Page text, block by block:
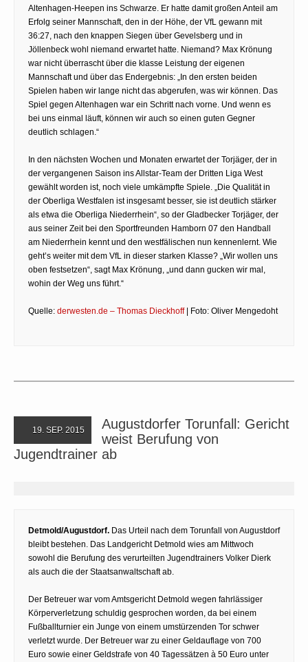
Altenhagen-Heepen ins Schwarze. Er hatte damit großen Anteil am
Erfolg seiner Mannschaft, den in der Höhe, der VfL gewann mit
36:27, nach den knappen Siegen über Gevelsberg und in
Jöllenbeck wohl niemand erwartet hatte. Niemand? Max Krönung
war nicht überrascht über die klasse Leistung der eigenen
Mannschaft und über das Endergebnis: „In den ersten beiden
Spielen haben wir lange nicht das abgerufen, was wir können. Das
Spiel gegen Altenhagen war ein Schritt nach vorne. Und wenn es
bei uns einmal läuft, können wir auch so einen guten Gegner
deutlich schlagen.“
In den nächsten Wochen und Monaten erwartet der Torjäger, der in
der vergangenen Saison ins Allstar-Team der Dritten Liga West
gewählt worden ist, noch viele umkämpfte Spiele. „Die Qualität in
der Oberliga Westfalen ist insgesamt besser, sie ist deutlich stärker
als etwa die Oberliga Niederrhein“, so der Gladbecker Torjäger, der
aus seiner Zeit bei den Sportfreunden Hamborn 07 den Handball
am Niederrhein kennt und den westfälischen nun kennenlernt. Wie
geht’s weiter mit dem VfL in dieser starken Klasse? „Wir wollen uns
oben festsetzen“, sagt Max Krönung, „und dann gucken wir mal,
wohin der Weg uns führt.“
Quelle: derwesten.de – Thomas Dieckhoff| Foto: Oliver Mengedoht
19. SEP. 2015
Augustdorfer Torunfall: Gericht
weist Berufung von
Jugendtrainer ab
Detmold/Augustdorf. Das Urteil nach dem Torunfall von Augustdorf
bleibt bestehen. Das Landgericht Detmold wies am Mittwoch
sowohl die Berufung des verurteilten Jugendtrainers Volker Dierk
als auch die der Staatsanwaltschaft ab.
Der Betreuer war vom Amtsgericht Detmold wegen fahrlässiger
Körperverletzung schuldig gesprochen worden, da bei einem
Fußballturnier ein Junge von einem umstürzenden Tor schwer
verletzt wurde. Der Betreuer war zu einer Geldauflage von 700
Euro sowie einer Geldstrafe von 40 Tagessätzen à 50 Euro unter